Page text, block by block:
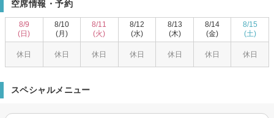
麗にします！同時に角質ケアも行えるため肌のターンオーバーを正常化さ
せ、美肌を手に入れられます‪☆
空席情報・予約
8/9
(日)
休日
8/10
(月)
休日
8/11
(火)
休日
8/12
(水)
休日
8/13
(木)
休日
8/14
(金)
休日
8/15
(土)
休日
スペシャルメニュー